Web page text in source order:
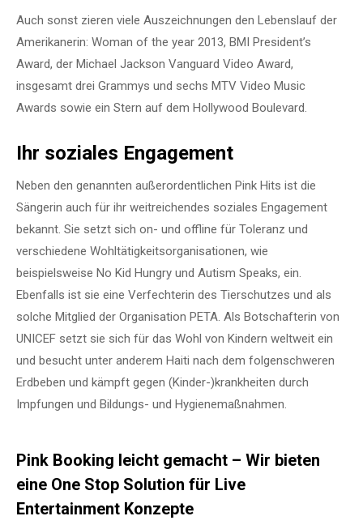
Auch sonst zieren viele Auszeichnungen den Lebenslauf der
Amerikanerin: Woman of the year 2013, BMI President’s
Award, der Michael Jackson Vanguard Video Award,
insgesamt drei Grammys und sechs MTV Video Music
Awards sowie ein Stern auf dem Hollywood Boulevard.
Ihr soziales Engagement
Neben den genannten außerordentlichen Pink Hits ist die
Sängerin auch für ihr weitreichendes soziales Engagement
bekannt. Sie setzt sich on- und offline für Toleranz und
verschiedene Wohltätigkeitsorganisationen, wie
beispielsweise No Kid Hungry und Autism Speaks, ein.
Ebenfalls ist sie eine Verfechterin des Tierschutzes und als
solche Mitglied der Organisation PETA. Als Botschafterin von
UNICEF setzt sie sich für das Wohl von Kindern weltweit ein
und besucht unter anderem Haiti nach dem folgenschweren
Erdbeben und kämpft gegen (Kinder-)krankheiten durch
Impfungen und Bildungs- und Hygienemaßnahmen.
Pink Booking leicht gemacht – Wir bieten
eine One Stop Solution für Live
Entertainment Konzepte